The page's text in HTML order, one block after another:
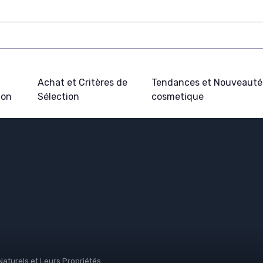
Achat et Critères de
Sélection
Tendances et
cosmetique
et Leurs Propriétés